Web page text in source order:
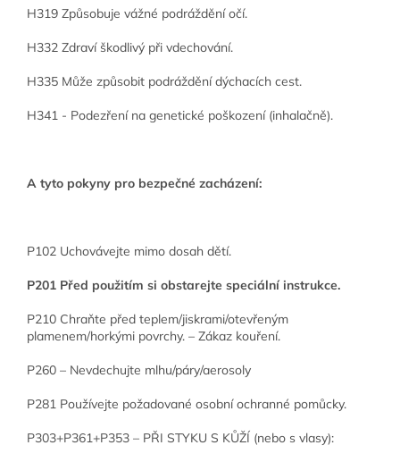
H319 Způsobuje vážné podráždění očí.
H332 Zdraví škodlivý při vdechování.
H335 Může způsobit podráždění dýchacích cest.
H341 - Podezření na genetické poškození (inhalačně).
A tyto pokyny pro bezpečné zacházení:
P102 Uchovávejte mimo dosah dětí.
P201 Před použitím si obstarejte speciální instrukce.
P210 Chraňte před teplem/jiskrami/otevřeným
plamenem/horkými povrchy. – Zákaz kouření.
P260 – Nevdechujte mlhu/páry/aerosoly
P281 Používejte požadované osobní ochranné pomůcky.
P303+P361+P353 – PŘI STYKU S KŮŽÍ (nebo s vlasy):